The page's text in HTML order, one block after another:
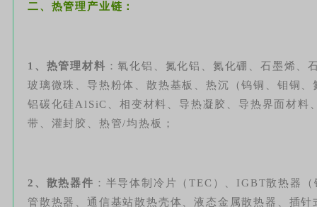
二、热管理产业链：
1、热管理材料 ：氧化铝、氮化铝、氮化硼、石墨烯、
玻璃微珠、导热粉体、散热基板、热沉（钨铜、钼铜
铝碳化硅AlSiC、相变材料、导热凝胶、导热界面材料
带、灌封胶、热管/均热板；
2、散热器件 ：半导体制冷片（TEC）、IGBT散热器
管散热器、通信基站散热壳体、液态金属散热器、插针